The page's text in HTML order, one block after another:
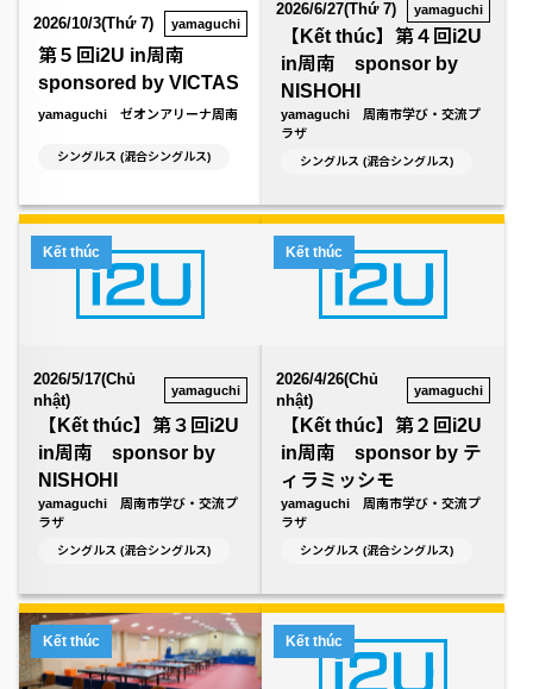
2026/10/3(Thứ 7) yamaguchi
第５回i2U in周南
sponsored by VICTAS
yamaguchi ゼオンアリーナ周南
シングルス (混合シングルス)
2026/6/27(Thứ 7) yamaguchi
【Kết thúc】第４回i2U
in周南 sponsor by
NISHOHI
yamaguchi 周南市学び・交流プ
ラザ
シングルス (混合シングルス)
Kết thúc
2026/5/17(Chủ
nhật)
yamaguchi
【Kết thúc】第３回i2U
in周南 sponsor by
NISHOHI
yamaguchi 周南市学び・交流プ
ラザ
シングルス (混合シングルス)
Kết thúc
2026/4/26(Chủ
nhật)
yamaguchi
【Kết thúc】第２回i2U
in周南 sponsor by テ
ィラミッシモ
yamaguchi 周南市学び・交流プ
ラザ
シングルス (混合シングルス)
Kết thúc Kết thúc